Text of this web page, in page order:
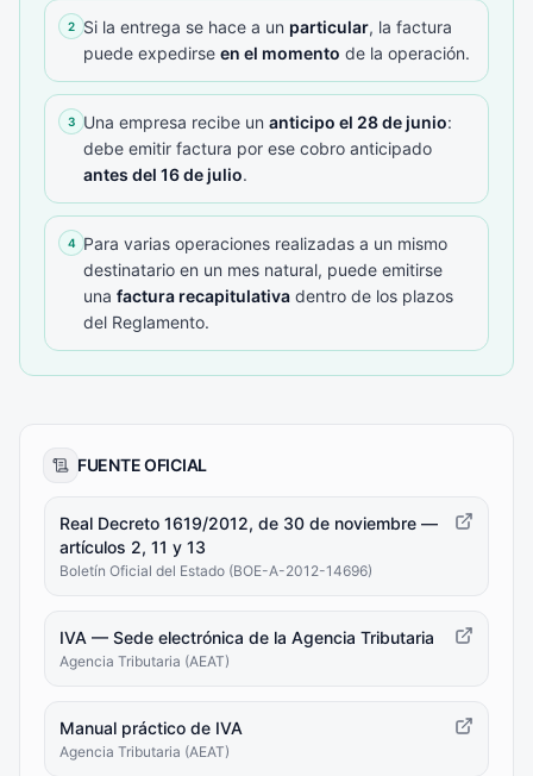
2 Si la entrega se hace a un particular, la factura
puede expedirse en el momento de la operación.
3 Una empresa recibe un anticipo el 28 de junio:
debe emitir factura por ese cobro anticipado
antes del 16 de julio.
4 Para varias operaciones realizadas a un mismo
destinatario en un mes natural, puede emitirse
una factura recapitulativa dentro de los plazos
del Reglamento.
FUENTE OFICIAL
Real Decreto 1619/2012, de 30 de noviembre —
artículos 2, 11 y 13
Boletín Oficial del Estado (BOE-A-2012-14696)
IVA — Sede electrónica de la Agencia Tributaria
Agencia Tributaria (AEAT)
Manual práctico de IVA
Agencia Tributaria (AEAT)